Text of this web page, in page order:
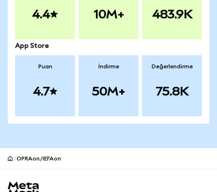
4.4 10M+ 483.9K
App Store
Puan
4.7
İndirme
50M+
Değerlendirme
75.8K
OPRAon/IEFAon